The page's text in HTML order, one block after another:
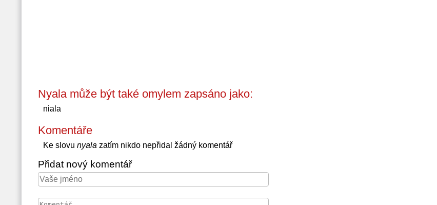
Nyala může být také omylem zapsáno jako:
niala
Komentáře
Ke slovu nyala zatím nikdo nepřidal žádný komentář
Přidat nový komentář